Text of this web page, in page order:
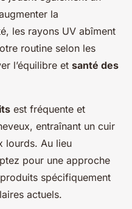
la
les rayons UV abîment
routine selon les
l’équilibre et santé des
est fréquente et
entraînant un cuir
lourds. Au lieu
pour une approche
spécifiquement
actuels.